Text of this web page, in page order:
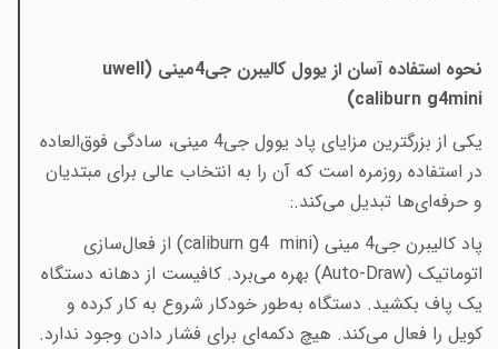
نحوه استفاده آسان از یوول کالیبرن جی4مینی (
uwell
caliburn g4mini
)
یکی از بزرگترین مزایای پاد یوول جی4 مینی، سادگی فوق‌العاده
در استفاده روزمره است که آن را به انتخاب عالی برای مبتدیان
و حرفه‌ای‌ها تبدیل می‌کند:.
پاد کالیبرن جی4 مینی (
caliburn g4 mini) از فعال‌سازی
اتوماتیک(Auto-Draw) بهره می‌برد. کافیست از دهانه دستگاه
یک پاف بکشید. دستگاه به‌طور خودکار شروع به کار کرده و
کویل را فعال می‌کند. هیچ دکمه‌ای برای فشار دادن وجود ندارد.